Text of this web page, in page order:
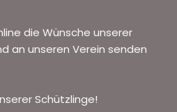
die Wünsche unserer
an unseren Verein senden
Schützlinge!